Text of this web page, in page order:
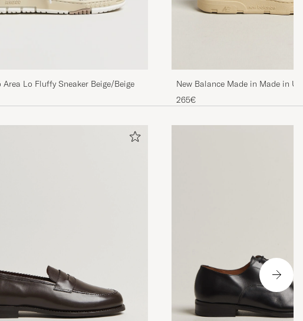
Area Lo Fluffy Sneaker Beige/Beige
New Balance Made in Made in
Pepper
265€